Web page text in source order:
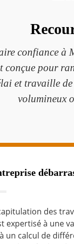
confiance à
conçue pour
et travaille
volumineux
des
expertisé à une
un calcul de